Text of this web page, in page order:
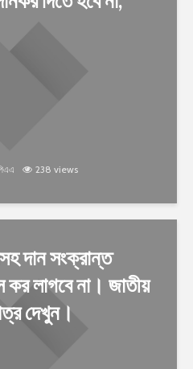
238 views
দান সংক্রান্ত
লাগবে না। জাতীয়
দেখুন।